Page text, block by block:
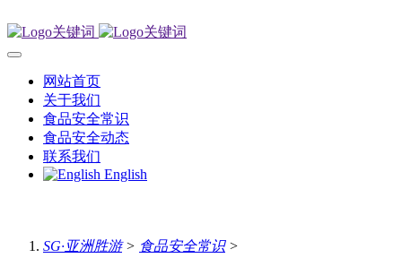
网站首页
关于我们
食品安全常识
食品安全动态
联系我们
English
SG·亚洲胜游> 食品安全常识>